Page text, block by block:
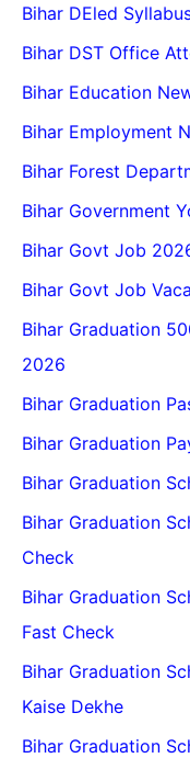
Bihar DEled
Bihar DST Office
Bihar Education
Bihar Employment
Bihar Forest
Bihar Government
Bihar Govt Job
Bihar Govt Job
Bihar Graduation
2026
Bihar Graduation
Bihar Graduation
Bihar Graduation
Bihar Graduation
Check
Bihar Graduation
Fast Check
Bihar Graduation
Kaise Dekhe
Bihar Graduation